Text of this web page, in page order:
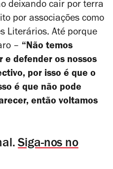
deixando cair por terra
por associações como
Literários. Até porque
– “Não temos
e defender os nossos
por isso é que o
é que não pode
então voltamos
Siga-nos no